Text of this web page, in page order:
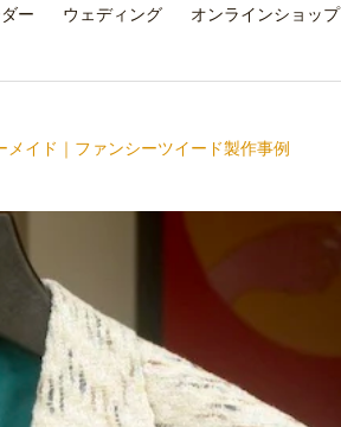
ー ウェディング オンラインショップ
イド｜ファンシーツイード製作事例